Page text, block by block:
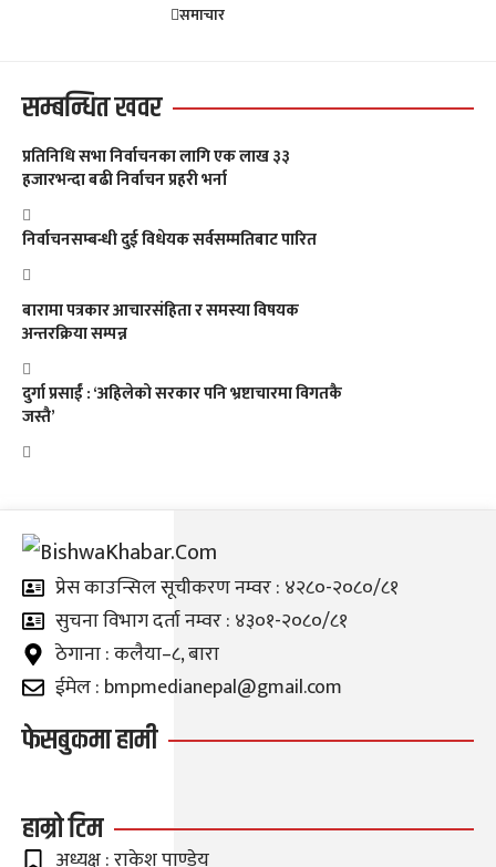
समाचार
सम्बन्धित खवर
प्रतिनिधि सभा निर्वाचनका लागि एक लाख ३३
हजारभन्दा बढी निर्वाचन प्रहरी भर्ना
निर्वाचनसम्बन्धी दुई विधेयक सर्वसम्मतिबाट पारित
बारामा पत्रकार आचारसंहिता र समस्या विषयक
अन्तरक्रिया सम्पन्न
दुर्गा प्रसाईं : ‘अहिलेको सरकार पनि भ्रष्टाचारमा विगतकै
जस्तै’
प्रेस काउन्सिल सूचीकरण नम्वर : ४२८०-२०८०/८१
सुचना विभाग दर्ता नम्वर : ४३०१-२०८०/८१
ठेगाना : कलैया–८, बारा
ईमेल : bmpmedianepal@gmail.com
फेसबुकमा हामी
हाम्रो टिम
अध्यक्ष : राकेश पाण्डेय